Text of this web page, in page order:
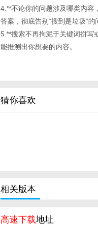
4.**不论你的问题涉及哪类内容
答案，彻底告别“搜到是垃圾”的
5.**搜索不再拘泥于关键词拼写
能推测出你想要的内容。
猜你喜欢
相关版本
高速下载地址